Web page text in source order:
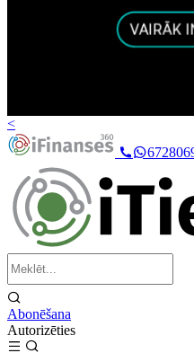
<
Abonēšana
Autorizēties